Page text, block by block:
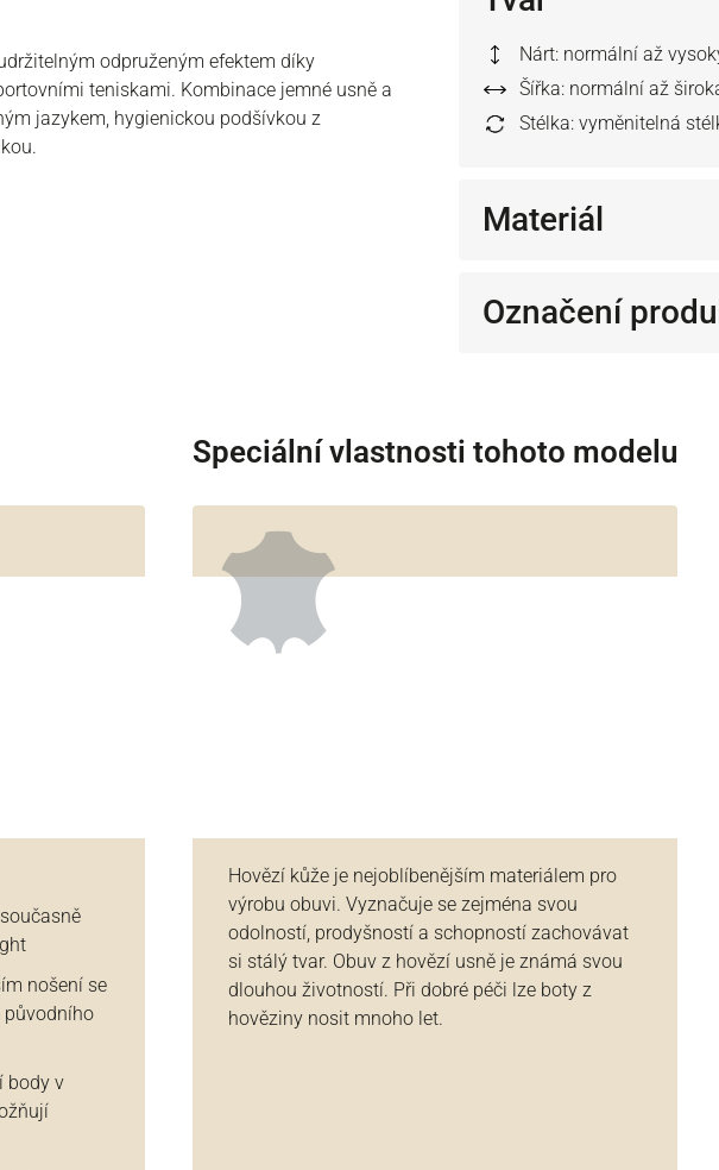
odpruženým efektem díky
teniskami. Kombinace jemné usně a
jazykem, hygienickou podšívkou z
Nárt: normální až
Šířka: normální až
Stélka: vyměnitelná
Materiál
Označení
Speciální vlastnosti tohoto modelu
nošení se
původního
body v
Hovězí kůže je nejoblíbenějším materiálem pro
výrobu obuvi. Vyznačuje se zejména svou
odolností, prodyšností a schopností zachovávat
si stálý tvar. Obuv z hovězí usně je známá svou
dlouhou životností. Při dobré péči lze boty z
hověziny nosit mnoho let.